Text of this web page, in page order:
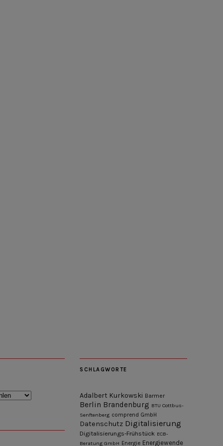
SCHLAGWORTE
Adalbert Kurkowski Barmer
Berlin Brandenburg BTU Cottbus-
Senftenberg comprend GmbH
Datenschutz Digitalisierung
Digitalisierungs-Frühstück ECB-
Beratung GmbH Energie Energiewende